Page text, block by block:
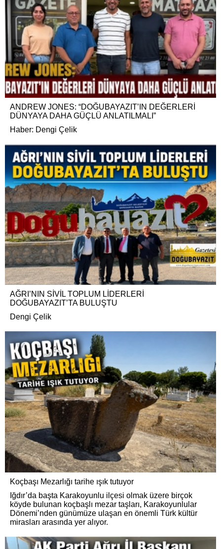
ANDREW JONES: “DOĞUBAYAZIT’IN DEĞERLERİ
DÜNYAYA DAHA GÜÇLÜ ANLATILMALI”
Haber: Dengi Çelik
AĞRI’NIN SİVİL TOPLUM LİDERLERİ
DOĞUBAYAZIT’TA BULUŞTU
Dengi Çelik
Koçbaşı Mezarlığı tarihe ışık tutuyor
Iğdır’da başta Karakoyunlu ilçesi olmak üzere birçok
köyde bulunan koçbaşlı mezar taşları, Karakoyunlular
Dönemi’nden günümüze ulaşan en önemli Türk kültür
mirasları arasında yer alıyor.